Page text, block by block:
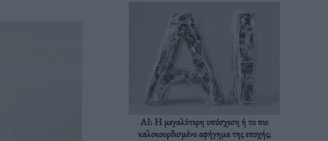
AI: Η μεγαλύτερη υπόσχεση ή το πιο
καλοκουρδισμένο αφήγημα της εποχής;